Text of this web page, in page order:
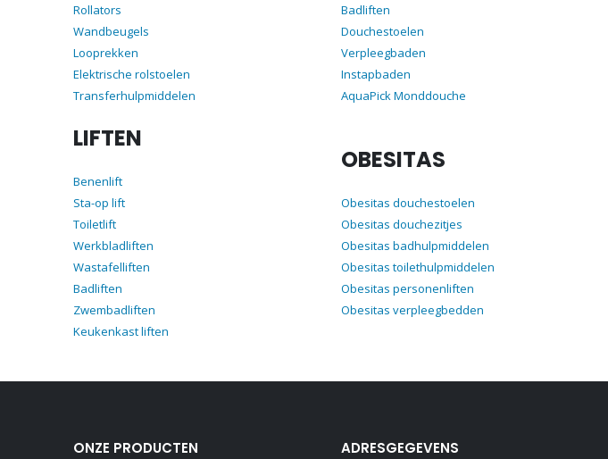
Rollators
Wandbeugels
Looprekken
Elektrische rolstoelen
Transferhulpmiddelen
LIFTEN
Benenlift
Sta-op lift
Toiletlift
Werkbladliften
Wastafelliften
Badliften
Zwembadliften
Keukenkast liften
Badliften
Douchestoelen
Verpleegbaden
Instapbaden
AquaPick Monddouche
OBESITAS
Obesitas douchestoelen
Obesitas douchezitjes
Obesitas badhulpmiddelen
Obesitas toilethulpmiddelen
Obesitas personenliften
Obesitas verpleegbedden
ONZE PRODUCTEN ADRESGEGEVENS